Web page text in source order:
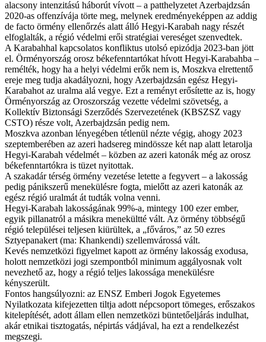
alacsony intenzitású háborút vívott – a patthelyzetet Azerbajdzsán
2020-as offenzívája törte meg, melynek eredményeképpen az addig
de facto örmény ellenőrzés alatt álló Hegyi-Karabah nagy részét
elfoglalták, a régió védelmi erői stratégiai vereséget szenvedtek.
A Karabahhal kapcsolatos konfliktus utolsó epizódja 2023-ban jött
el. Örményország orosz békefenntartókat hívott Hegyi-Karabahba –
remélték, hogy ha a helyi védelmi erők nem is, Moszkva elrettentő
ereje meg tudja akadályozni, hogy Azerbajdzsán egész Hegyi-
Karabahot az uralma alá vegye. Ezt a reményt erősítette az is, hogy
Örményország az Oroszország vezette védelmi szövetség, a
Kollektív Biztonsági Szerződés Szervezetének (KBSZSZ vagy
CSTO) része volt, Azerbajdzsán pedig nem.
Moszkva azonban lényegében tétlenül nézte végig, ahogy 2023
szeptemberében az azeri hadsereg mindössze két nap alatt letarolja
Hegyi-Karabah védelmét – közben az azeri katonák még az orosz
békefenntartókra is tüzet nyitottak.
A szakadár térség örmény vezetése letette a fegyvert – a lakosság
pedig pánikszerű menekülésre fogta, mielőtt az azeri katonák az
egész régió uralmát át tudták volna venni.
Hegyi-Karabah lakosságának 99%-a, mintegy 100 ezer ember,
egyik pillanatról a másikra menekültté vált. Az örmény többségű
régió települései teljesen kiürültek, a „főváros,” az 50 ezres
Sztyepanakert (ma: Khankendi) szellemvárossá vált.
Kevés nemzetközi figyelmet kapott az örmény lakosság exodusa,
holott nemzetközi jogi szempontból minimum aggályosnak volt
nevezhető az, hogy a régió teljes lakossága menekülésre
kényszerült.
Fontos hangsúlyozni: az ENSZ Emberi Jogok Egyetemes
Nyilatkozata kifejezetten tiltja adott népcsoport tömeges, erőszakos
kitelepítését, adott állam ellen nemzetközi büntetőeljárás indulhat,
akár etnikai tisztogatás, népirtás vádjával, ha ezt a rendelkezést
megszegi.